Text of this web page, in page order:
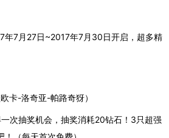
年7月27日~2017年7月30日开启，超多精
卡-洛奇亚-帕路奇犽）
次抽奖机会，抽奖消耗20钻石！3只超强